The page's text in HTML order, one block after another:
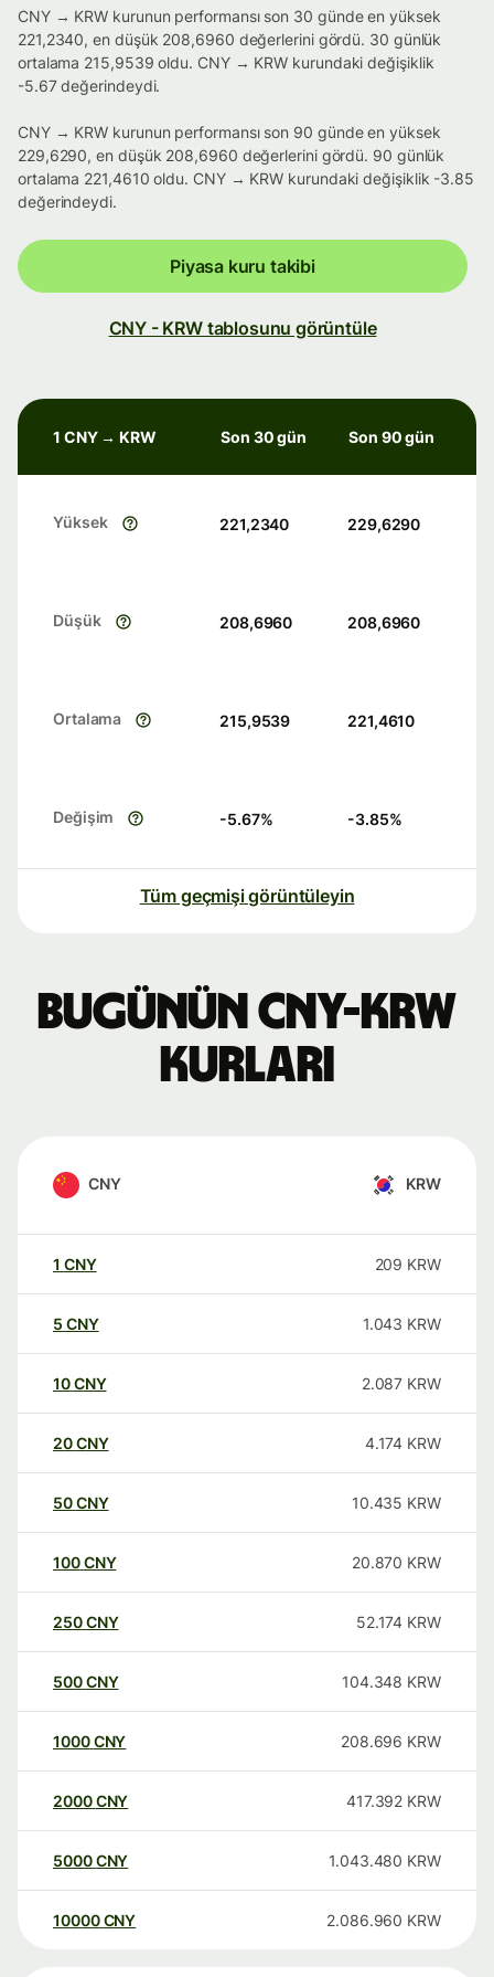
CNY → KRW kurunun performansı son 30 günde en yüksek
221,2340, en düşük 208,6960 değerlerini gördü. 30 günlük
ortalama 215,9539 oldu. CNY → KRW kurundaki değişiklik
-5.67 değerindeydi.
CNY → KRW kurunun performansı son 90 günde en yüksek
229,6290, en düşük 208,6960 değerlerini gördü. 90 günlük
ortalama 221,4610 oldu. CNY → KRW kurundaki değişiklik -3.85
değerindeydi.
Piyasa kuru takibi
CNY - KRW tablosunu görüntüle
1 CNY → KRW Son 30 gün Son 90 gün
Yüksek 221,2340 229,6290
Düşük 208,6960 208,6960
Ortalama 215,9539 221,4610
Değişim -5.67% -3.85%
Tüm geçmişi görüntüleyin
Bugünün CNY-KRW
kurları
CNY KRW
1 CNY 209 KRW
5 CNY 1.043 KRW
10CNY 2.087 KRW
20CNY 4.174 KRW
50CNY 10.435 KRW
100CNY 20.870 KRW
250CNY 52.174 KRW
500CNY 104.348 KRW
1000CNY 208.696 KRW
2000CNY 417.392 KRW
5000CNY 1.043.480 KRW
10000 CNY 2.086.960 KRW